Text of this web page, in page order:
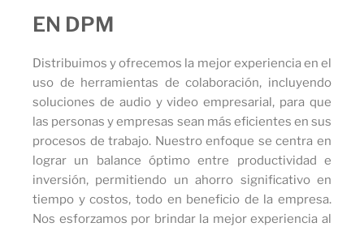
EN DPM
Distribuimos y ofrecemos la mejor experiencia en el
uso de herramientas de colaboración, incluyendo
soluciones de audio y video empresarial, para que
las personas y empresas sean más eficientes en sus
procesos de trabajo. Nuestro enfoque se centra en
lograr un balance óptimo entre productividad e
inversión, permitiendo un ahorro significativo en
tiempo y costos, todo en beneficio de la empresa.
Nos esforzamos por brindar la mejor experiencia al